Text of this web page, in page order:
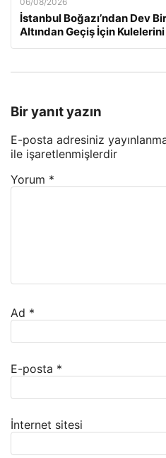
İstanbul Boğazı’ndan Dev
Altından Geçiş İçin Kulelerini
Bir yanıt yazın
E-posta adresiniz
ile işaretlenmişlerdir
Yorum *
Ad *
E-posta *
İnternet sitesi